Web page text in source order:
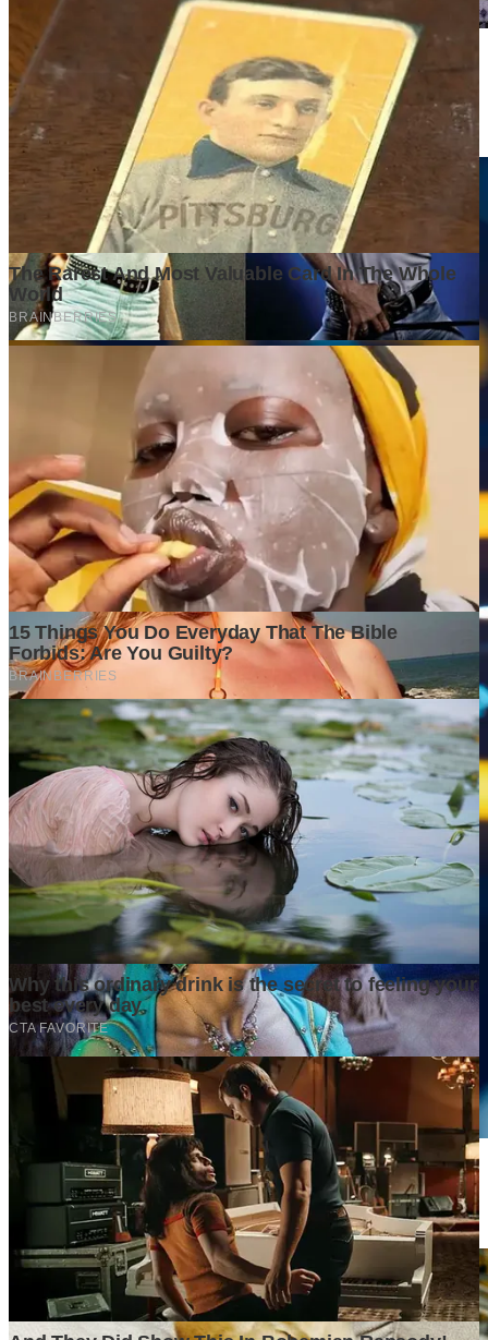
Market yang Besar Belum Tentu Menjadi Peluang yang
Menguntungkan. Mengapa Investor Perlu Melihat Lebih dari
Sekadar Ukuran Pasar?
4 weeks ago
Persaingan Bisnis Makin Ketat, Analisis Awal Menjadi Penentu
Keberhasilan
1 month ago